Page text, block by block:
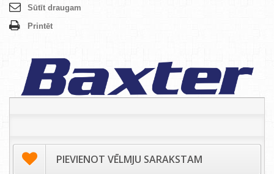
Sūtīt draugam
Printēt
PIEVIENOT VĒLMJU SARAKSTAM